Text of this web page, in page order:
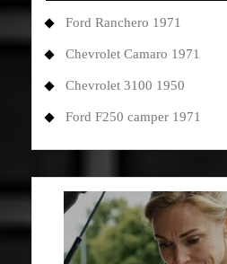
Ford Ranchero 1971
Chevrolet Camaro 1971
Chevrolet 3100 1950
Ford F250 camper 1971